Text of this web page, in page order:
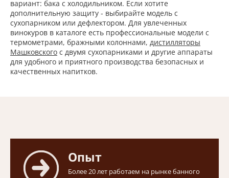
вариант: бака с холодильником. Если хотите
дополнительную защиту - выбирайте модель с
сухопарником или дефлектором. Для увлеченных
винокуров в каталоге есть профессиональные модели с
термометрами, бражными колоннами, дистилляторы
Машковского с двумя сухопарниками и другие аппараты
для удобного и приятного производства безопасных и
качественных напитков.
Опыт
Более 20 лет работаем на рынке банного